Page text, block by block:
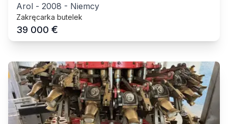
Arol - 2008 - Niemcy
Zakręcarka butelek
39 000 €